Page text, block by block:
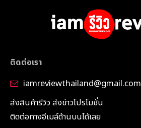
ติดต่อเรา
iamreviewthailand@gmail.com
ส่งสินค้ารีวิว ส่งข่าวโปรโมชั่น
ติดต่อทางอีเมล์ด้านบนได้เลย